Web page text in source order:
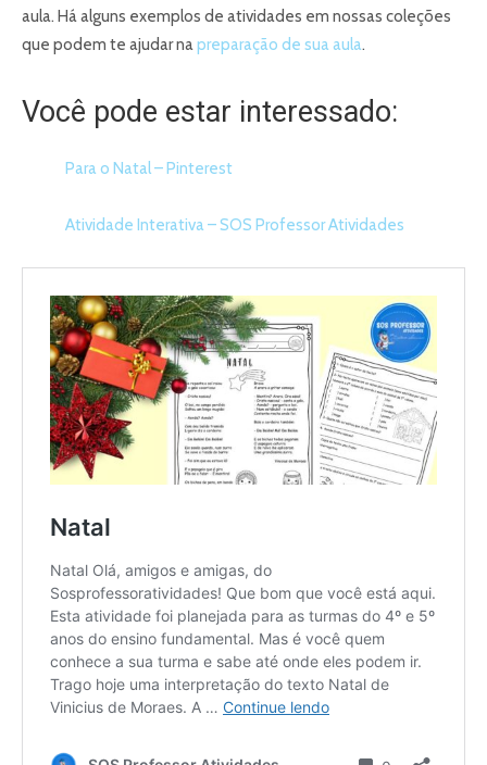
aula. Há alguns exemplos de atividades em nossas coleções
que podem te ajudar napreparação de sua aula.
Você pode estar interessado:
Para o Natal – Pinterest
Atividade Interativa – SOS Professor Atividades